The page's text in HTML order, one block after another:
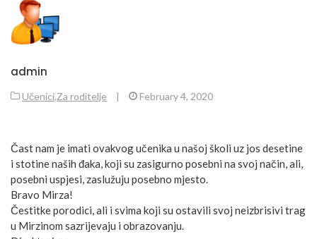
admin
Učenici,Za roditelje | February 4, 2020
Čast nam je imati ovakvog učenika u našoj školi uz jos desetine
i stotine naših đaka, koji su zasigurno posebni na svoj način, ali,
posebni uspjesi, zaslužuju posebno mjesto.
Bravo Mirza!
Čestitke porodici, ali i svima koji su ostavili svoj neizbrisivi trag
u Mirzinom sazrijevaju i obrazovanju.